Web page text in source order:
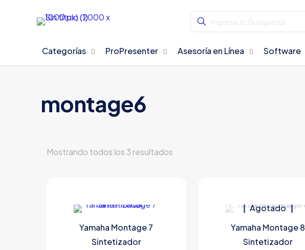
Categorías ProPresenter Asesoría en Línea Software
montage6
Mostrando todos los 3 resultados
Yamaha Montage 7
Sintetizador
Agotado
Yamaha Montage 8
Sintetizador